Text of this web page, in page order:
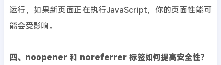
运行，如果新页面正在执行JavaScript，你的页面性能可
能会受影响。
四、noopener 和 noreferrer 标签如何提高安全性？